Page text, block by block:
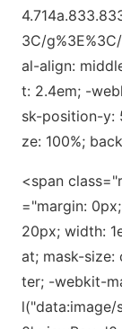
3C/
al-align:
t: 2.4em; -
sk-position-y:
ze: 100%;
<span
="margin:
20px; width:
at; mask-
ter; -webkit-
l("data:image/